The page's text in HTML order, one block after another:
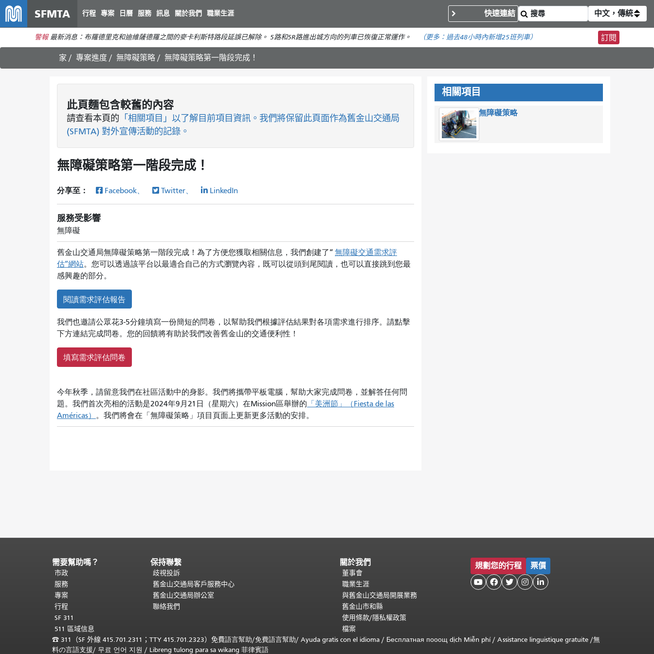
主
要
SFMTA 行程 專案 日曆 服務 訊息 關於我們 職業生涯 快速連結 中文，傳統
警報 最新消息：布羅德里克和迪維薩德羅之間的麥卡利斯特路段延誤已解除。 5路和5R路進出城方向的列車已恢復正常運作。 （更多： 過去48小時內新增25班列車） 訂閱
家 專案進度 無障礙策略 無障礙策略第一階段完成！
此頁麵包含較舊的內容
請查看本頁的 「相關項目」以了解目前項目資訊。我們將保留此頁面作為舊金山交通局
(SFMTA) 對外宣傳活動的記錄。
無障礙策略第一階段完成！
分享至： Facebook、 Twitter、 LinkedIn
服務受影響
無障礙
舊金山交通局無障礙策略第一階段完成！為了方便您獲取相關信息，我們創建了“ 無障礙交通需求評
估”網站。您可以透過該平台以最適合自己的方式瀏覽內容，既可以從頭到尾閱讀，也可以直接跳到您最
感興趣的部分。
閱讀需求評估報告
我們也邀請公眾花3-5分鐘填寫一份簡短的問卷，以幫助我們根據評估結果對各項需求進行排序。請點擊
下方連結完成問卷。您的回饋將有助於我們改善舊金山的交通便利性！
填寫需求評估問卷
今年秋季，請留意我們在社區活動中的身影。我們將攜帶平板電腦，幫助大家完成問卷，並解答任何問
題。我們首次亮相的活動是2024年9月21日（星期六）在Mission區舉辦的 「美洲節」（Fiesta de las
Américas） 。我們將會在「無障礙策略」項目頁面上更新更多活動的安排。
相關項目
無障礙策略
頁
面
內
容
結
束。本
餘
需要幫助嗎？
市政
服務
專案
行程
SF 311
511 區域信息
保持聯繫
歧視投訴
舊金山交通局客戶服務中心
舊金山交通局辦公室
聯絡我們
關於我們
董事會
職業生涯
與舊金山交通局開展業務
舊金山市和縣
使用條款/隱私權政策
檔案
規劃您的行程 票價
    
☎ 311（SF 外線 415.701.2311；TTY 415.701.2323）免費語言幫助/免費語言幫助/ Ayuda gratis con el idioma / Бесплатная пооощ dịch Miễn phí/ Assistance linguistique gratuite /無
料の言語支援/ 무료 언어 지원 / Libreng tulong para sa wikang 菲律賓語